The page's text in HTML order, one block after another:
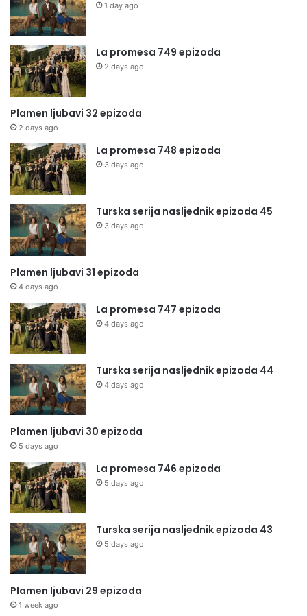
1 day ago
La promesa 749 epizoda
2 days ago
Plamen ljubavi 32 epizoda
2 days ago
La promesa 748 epizoda
3 days ago
Turska serija nasljednik epizoda 45
3 days ago
Plamen ljubavi 31 epizoda
4 days ago
La promesa 747 epizoda
4 days ago
Turska serija nasljednik epizoda 44
4 days ago
Plamen ljubavi 30 epizoda
5 days ago
La promesa 746 epizoda
5 days ago
Turska serija nasljednik epizoda 43
5 days ago
Plamen ljubavi 29 epizoda
1 week ago